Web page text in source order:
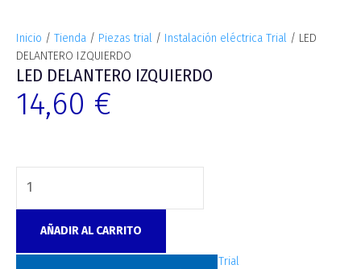
Inicio / Tienda / Piezas trial / Instalación eléctrica Trial / LED
DELANTERO IZQUIERDO
LED DELANTERO IZQUIERDO
14,60 €
AÑADIR AL CARRITO
Instalación eléctrica Trial